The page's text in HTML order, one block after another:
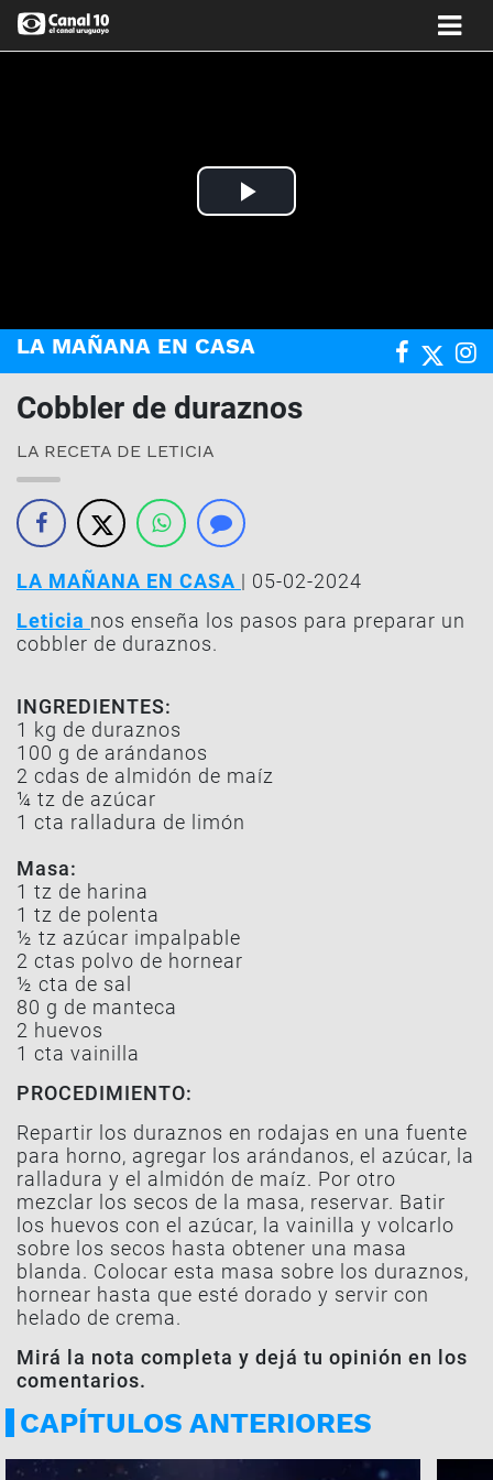
Play
LA MAÑANA EN CASA
Cobbler de duraznos
LA RECETA DE LETICIA
LA MAÑANA EN CASA | 05-02-2024
Leticia nos enseña los pasos para preparar un
cobbler de duraznos.
INGREDIENTES:
1 kg de duraznos
100 g de arándanos
2 cdas de almidón de maíz
¼ tz de azúcar
1 cta ralladura de limón
Masa:
1 tz de harina
1 tz de polenta
½ tz azúcar impalpable
2 ctas polvo de hornear
½ cta de sal
80 g de manteca
2 huevos
1 cta vainilla
PROCEDIMIENTO:
Repartir los duraznos en rodajas en una fuente
para horno, agregar los arándanos, el azúcar, la
ralladura y el almidón de maíz. Por otro
mezclar los secos de la masa, reservar. Batir
los huevos con el azúcar, la vainilla y volcarlo
sobre los secos hasta obtener una masa
blanda. Colocar esta masa sobre los duraznos,
hornear hasta que esté dorado y servir con
helado de crema.
Mirá la nota completa y dejá tu opinión en los
comentarios.
CAPÍTULOS ANTERIORES